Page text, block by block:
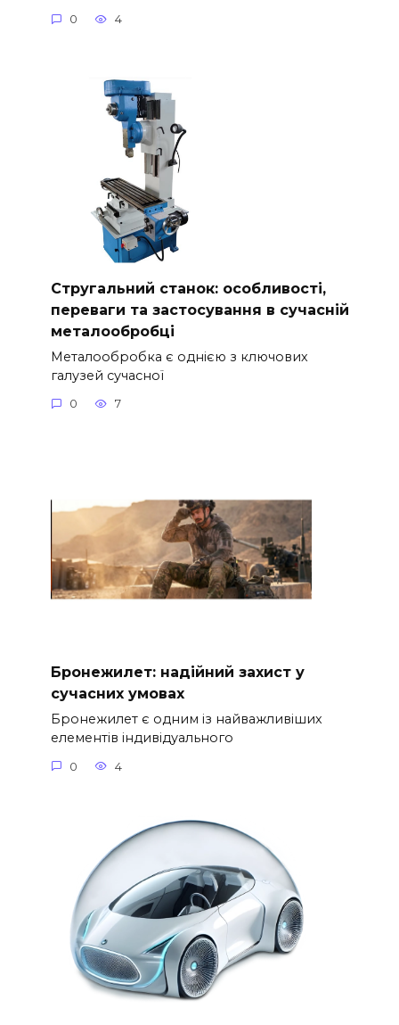
0 4
Стругальний станок: особливості,
переваги та застосування в сучасній
металообробці
Металообробка є однією з ключових
галузей сучасної
0 7
Бронежилет: надійний захист у
сучасних умовах
Бронежилет є одним із найважливіших
елементів індивідуального
0 4